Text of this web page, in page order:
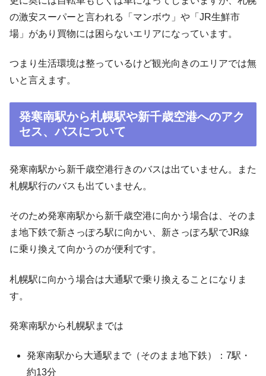
の激安スーパーと言われる「マンボウ」や「JR生鮮市
場」があり買物には困らないエリアになっています。
つまり生活環境は整っているけど観光向きのエリアでは無
いと言えます。
発寒南駅から札幌駅や新千歳空港へのアク
セス、バスについて
発寒南駅から新千歳空港行きのバスは出ていません。また
札幌駅行のバスも出ていません。
そのため発寒南駅から新千歳空港に向かう場合は、そのま
ま地下鉄で新さっぽろ駅に向かい、新さっぽろ駅でJR線
に乗り換えて向かうのが便利です。
札幌駅に向かう場合は大通駅で乗り換えることになりま
す。
発寒南駅から札幌駅までは
発寒南駅から大通駅まで（そのまま地下鉄）：7駅・
約13分